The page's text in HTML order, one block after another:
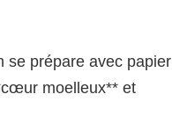
se prépare avec papier
moelleux** et